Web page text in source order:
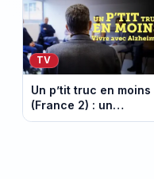
TV
Un p’tit truc en moins
(France 2) : un
documentaire